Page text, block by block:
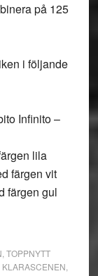
på 125
i följande
Infinito –
lila
färgen vit
färgen gul
TOPPNYTT
KLARASCENEN